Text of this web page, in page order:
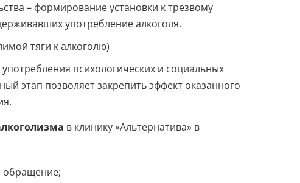
– формирование установки к трезвому
употребление алкоголя.
тяги к алкоголю)
психологических и социальных
этап позволяет закрепить эффект оказанного
в клинику «Альтернатива» в
обращение;